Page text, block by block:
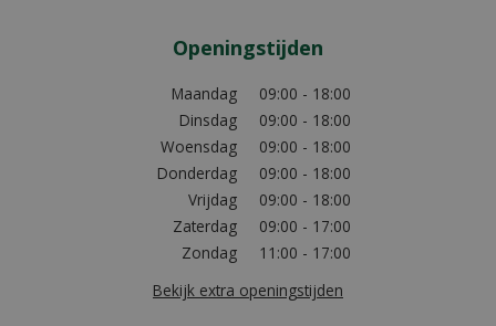
Openingstijden
Maandag
09:00 - 18:00
Dinsdag
09:00 - 18:00
Woensdag
09:00 - 18:00
Donderdag
09:00 - 18:00
Vrijdag
09:00 - 18:00
Zaterdag
09:00 - 17:00
Zondag
11:00 - 17:00
Bekijk extra openingstijden